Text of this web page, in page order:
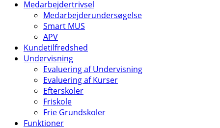
Medarbejdertrivsel
Medarbejderundersøgelse
Smart MUS
APV
Kundetilfredshed
Undervisning
Evaluering af Undervisning
Evaluering af Kurser
Efterskoler
Friskole
Frie Grundskoler
Funktioner